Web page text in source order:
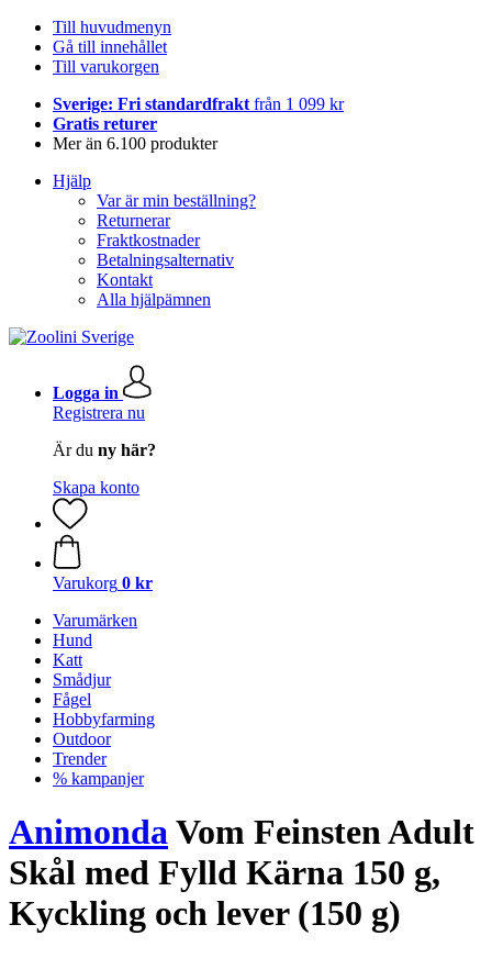
Till huvudmenyn
Gå till innehållet
Till varukorgen
Sverige: Fri standardfrakt från 1 099 kr
Gratis returer
Mer än 6.100 produkter
Hjälp
Var är min beställning?
Returnerar
Fraktkostnader
Betalningsalternativ
Kontakt
Alla hjälpämnen
Logga in
Registrera nu
Är du ny här?
Skapa konto
Varukorg 0 kr
Varumärken
Hund
Katt
Smådjur
Fågel
Hobbyfarming
Outdoor
Trender
% kampanjer
AnimondaVom Feinsten Adult
Skål med Fylld Kärna 150 g,
Kyckling och lever (150 g)